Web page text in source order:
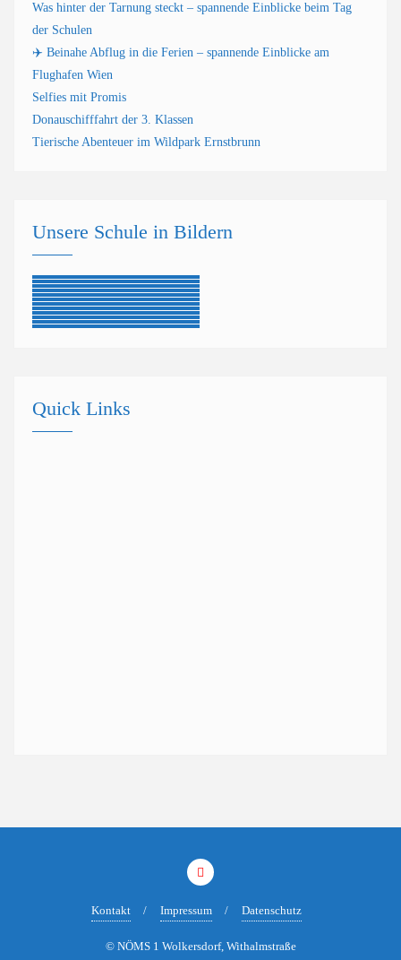
Was hinter der Tarnung steckt – spannende Einblicke beim Tag
der Schulen
✈️ Beinahe Abflug in die Ferien – spannende Einblicke am
Flughafen Wien
Selfies mit Promis
Donauschifffahrt der 3. Klassen
Tierische Abenteuer im Wildpark Ernstbrunn
Unsere Schule in Bildern
Quick Links
Kontakt Impressum Datenschutz